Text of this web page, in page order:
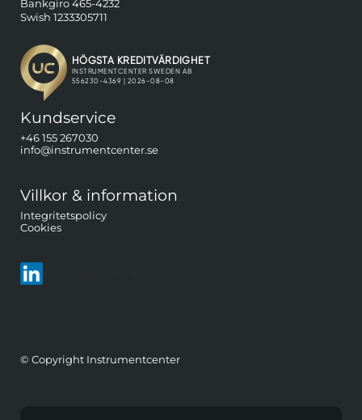
Bankgiro 465-4232
Swish 1233305711
Kundservice
+46 155 267030
info@instrumentcenter.se
Villkor & information
Integritetspolicy
Cookies
© Copyright Instrumentcenter